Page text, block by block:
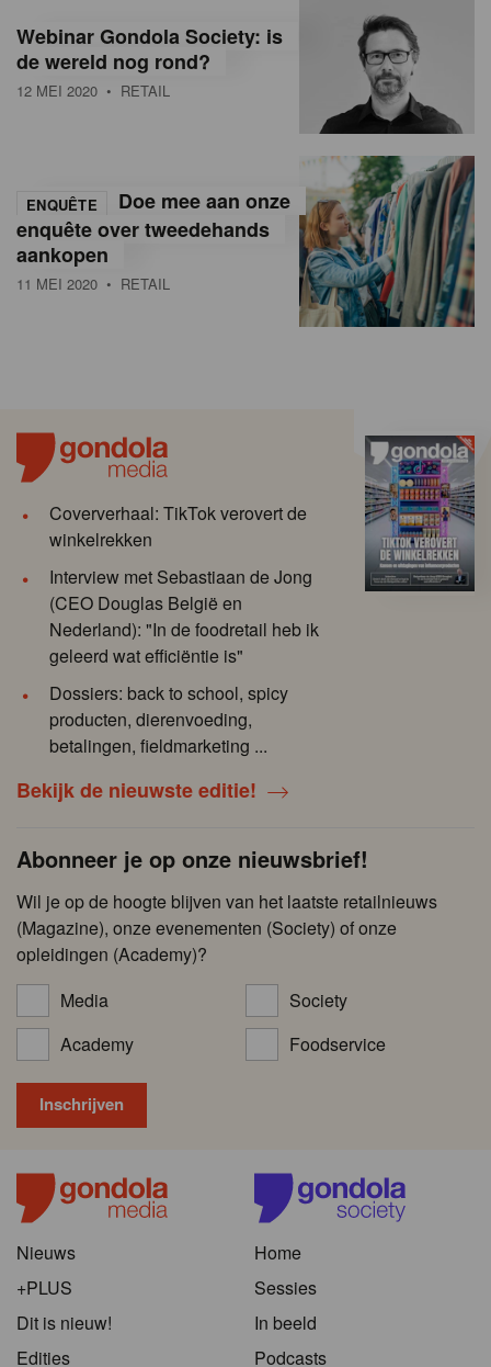
Webinar Gondola Society: is
de wereld nog rond?
12 MEI 2020 • RETAIL
ENQUÊTE
Doe mee aan onze
enquête over tweedehands
aankopen
11 MEI 2020 • RETAIL
Coververhaal: TikTok verovert de
winkelrekken
Interview met Sebastiaan de Jong
(CEO Douglas België en
Nederland): "In de foodretail heb ik
geleerd wat efficiëntie is"
Dossiers: back to school, spicy
producten, dierenvoeding,
betalingen, fieldmarketing ...
Bekijk de nieuwste editie!
Abonneer je op onze nieuwsbrief!
Wil je op de hoogte blijven van het laatste retailnieuws
(Magazine), onze evenementen (Society) of onze
opleidingen (Academy)?
Media
Society
Academy
Foodservice
Nieuws
+PLUS
Dit is nieuw!
Edities
Home
Sessies
In beeld
Podcasts